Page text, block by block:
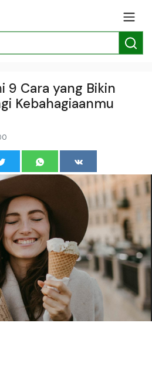
9 Cara yang Bikin
Kebahagiaanmu